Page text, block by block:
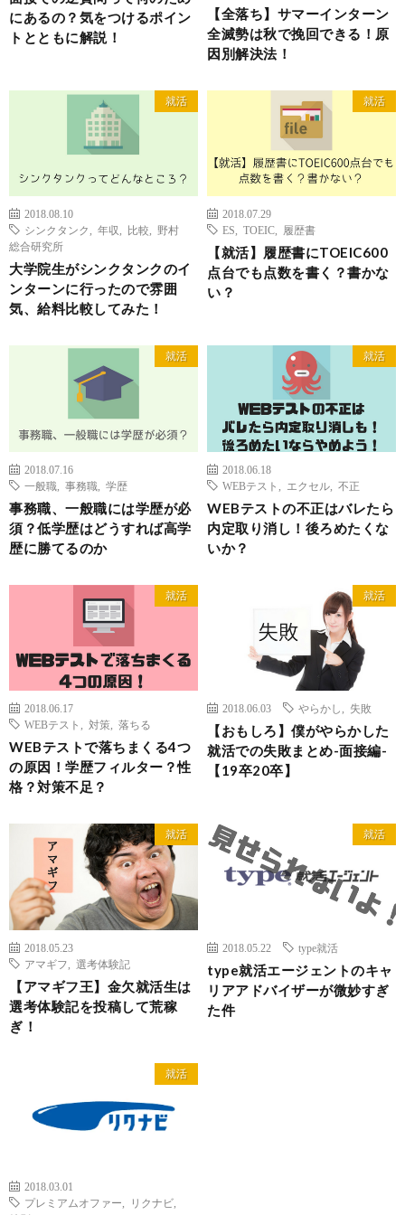
にあるの？気をつけるポイン
トとともに解説！
【全落ち】サマーインターン
全滅勢は秋で挽回できる！原
因別解決法！
就活
2018.08.10
シンクタンク
年収 比較
野村
総合研究所
大学院生がシンクタンクのイ
ンターンに行ったので雰囲
気、給料比較してみた！
就活
2018.07.29
ES
TOEIC 履歴書
【就活】履歴書にTOEIC600
点台でも点数を書く？書かな
い？
就活
2018.07.16
一般職
事務職 学歴
事務職、一般職には学歴が必
須？低学歴はどうすれば高学
歴に勝てるのか
就活
2018.06.18
WEBテスト
エクセル 不正
WEBテストの不正はバレたら
内定取り消し！後ろめたくな
いか？
就活
2018.06.17
WEBテスト
対策 落ちる
WEBテストで落ちまくる4つ
の原因！学歴フィルター？性
格？対策不足？
就活
2018.06.03 やらかし 失敗
【おもしろ】僕がやらかした
就活での失敗まとめ-面接編-
【19卒20卒】
就活
2018.05.23
アマギフ
選考体験記
【アマギフ王】金欠就活生は
選考体験記を投稿して荒稼
ぎ！
就活
2018.05.22 type就活
type就活エージェントのキャ
リアアドバイザーが微妙すぎ
た件
就活
2018.03.01
プレミアムオファー
リクナビ